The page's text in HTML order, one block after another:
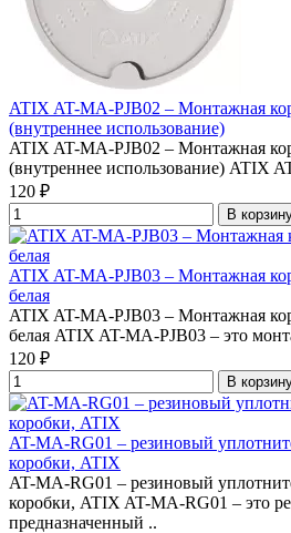
ATIX AT-MA-PJB02 – Монтажная
(внутреннее использование)
ATIX AT-MA-PJB02 – Монтажная
(внутреннее использование) ATIX
120 ₽
В
ATIX AT-MA-PJB03 – Монтажная
белая
ATIX AT-MA-PJB03 – Монтажная
белая ATIX AT-MA-PJB03 – это
120 ₽
В
AT-MA-RG01 – резиновый
коробки, ATIX
AT-MA-RG01 – резиновый
коробки, ATIX AT-MA-RG01 – это
предназначенный ..